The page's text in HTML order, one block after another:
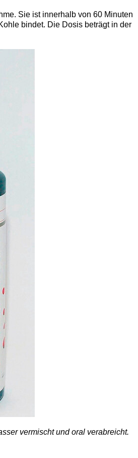
Sie ist innerhalb von 60 Minuten
bindet. Die Dosis beträgt in der
vermischt und oral verabreicht.